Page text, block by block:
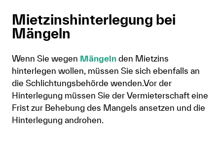
Mietzinshinterlegung bei
Mängeln
Wenn Sie wegen Mängeln den Mietzins
hinterlegen wollen, müssen Sie sich ebenfalls an
die Schlichtungsbehörde wenden.Vor der
Hinterlegung müssen Sie der Vermieterschaft eine
Frist zur Behebung des Mangels ansetzen und die
Hinterlegung androhen.